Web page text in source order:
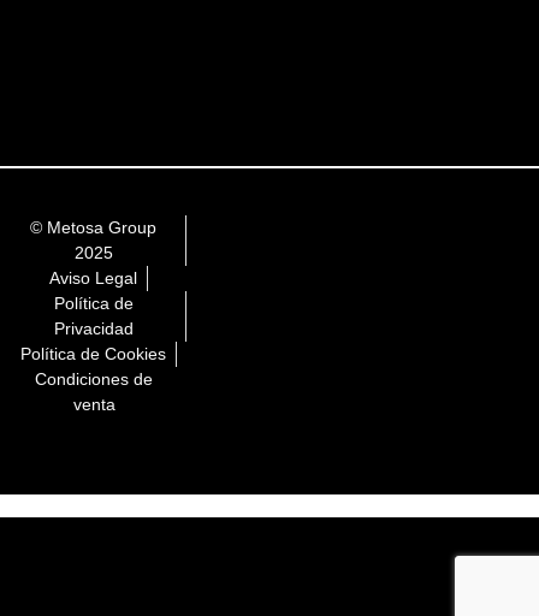
© Metosa Group
2025
Aviso Legal
Política de
Privacidad
Política de Cookies
Condiciones de
venta